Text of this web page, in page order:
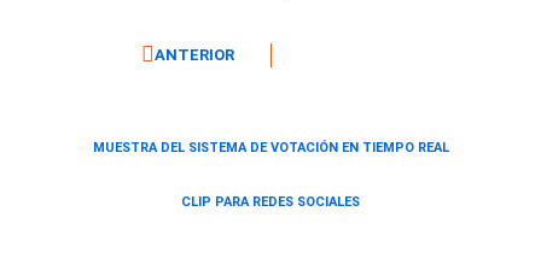
ANTERIOR
MUESTRA DEL SISTEMA DE VOTACIÓN EN TIEMPO REAL
CLIP PARA REDES SOCIALES